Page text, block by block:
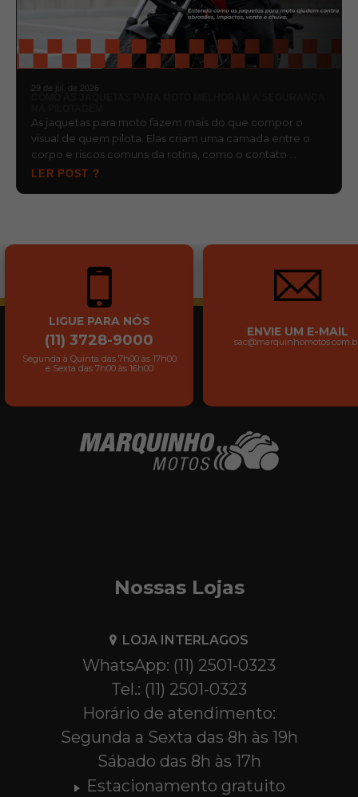
29 de jul. de 2026
As jaquetas para moto fazem mais do que compor o
visual de quem pilota. Elas criam uma camada entre o
corpo e riscos comuns da rotina, como o contato …
LER POST ?
LIGUE PARA NÓS
(11) 3728-9000
Segunda à Quinta das 7h00 às 17h00
e Sexta das 7h00 às 16h00
ENVIE UM E-MAIL
Nossas Lojas
LOJA INTERLAGOS
WhatsApp: (11) 2501-0323
Tel.: (11) 2501-0323
Horário de atendimento:
Segunda a Sexta das 8h às 19h
Sábado das 8h às 17h
Estacionamento gratuito